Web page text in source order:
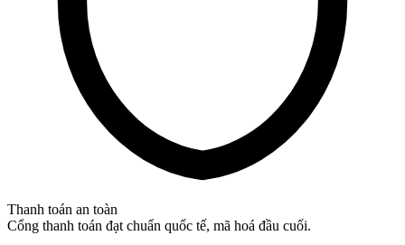
Thanh toán an toàn
Cổng thanh toán đạt chuẩn quốc tế, mã hoá đầu cuối.